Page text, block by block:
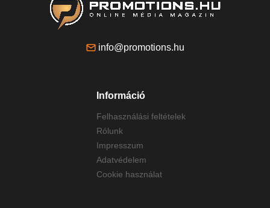
info@promotions.hu
Információ
Felhasználási feltételek
Rólunk
Impresszum
Adatvédelem
Cookie használat